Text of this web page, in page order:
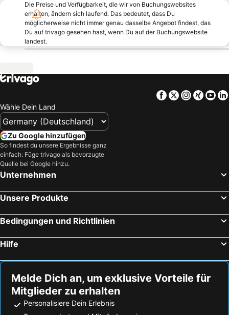
Die Preise und Verfügbarkeit, die wir von Buchungswebsites
erhalten, ändern sich laufend. Das bedeutet, dass Du
möglicherweise nicht immer genau dasselbe Angebot findest, das
Du auf trivago gesehen hast, wenn Du auf der Buchungswebsite
landest.
Facebook
TwitterXing
Wähle Dein Land
Zu Google hinzufügen
So findest du unsere Ergebnisse ganz
einfach: Füge trivago als bevorzugte
Quelle bei Google hinzu.
Unternehmen
Unsere Produkte
Bedingungen und Richtlinien
Hilfe
Melde Dich an, um exklusive Vorteile für
Mitglieder zu erhalten
Personalisiere Dein Erlebnis